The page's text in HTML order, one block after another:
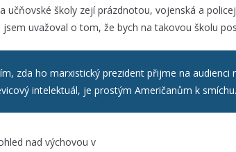
učňovské školy zejí prázdnotou, vojenská a
uvažoval o tom, že bych na takovou školu
zda ho marxistický prezident přijme na audienci
intelektuál, je prostým Američanům k smíchu.
nad výchovou v